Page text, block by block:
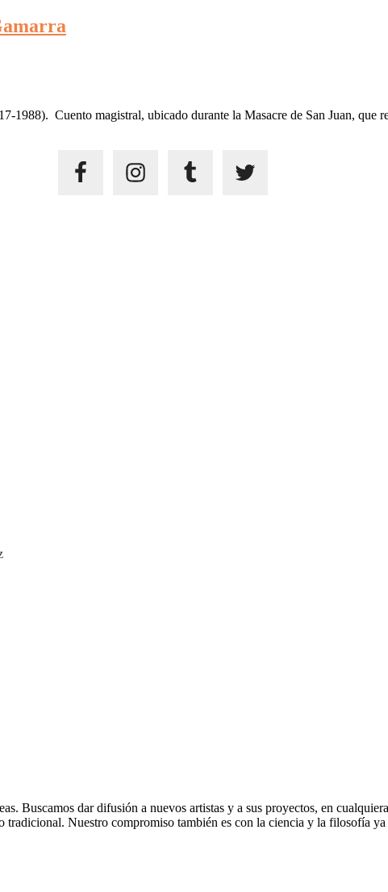
1988). Cuento magistral, ubicado durante la Masacre de San Juan, que
Buscamos dar difusión a nuevos artistas y a sus proyectos, en
Nuestro compromiso también es con la ciencia y la filosofía